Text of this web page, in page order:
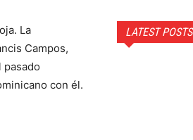
La
Campos,
pasado
con él.
LATEST POSTS